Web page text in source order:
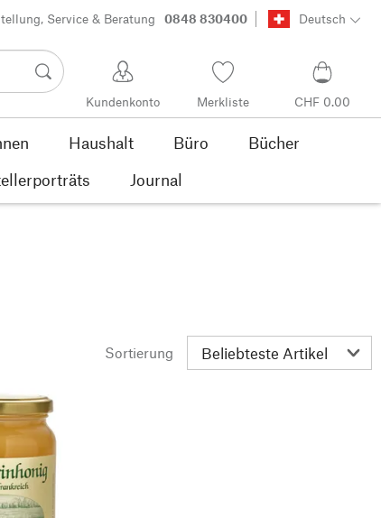
Service & Beratung 0848 830400 Deutsch
Kundenkonto Merkliste CHF 0.00
Haushalt Büro
Bücher
Journal
Sortierung